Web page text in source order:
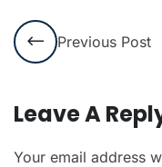
Previous Post
Leave A
Your email address